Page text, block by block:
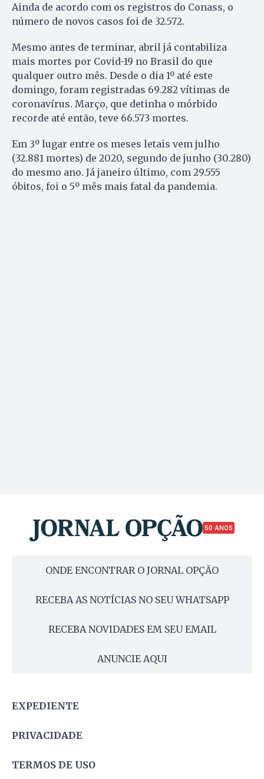
Ainda de acordo com os registros do Conass, o
número de novos casos foi de 32.572.
Mesmo antes de terminar, abril já contabiliza
mais mortes por Covid-19 no Brasil do que
qualquer outro mês. Desde o dia 1º até este
domingo, foram registradas 69.282 vítimas de
coronavírus. Março, que detinha o mórbido
recorde até então, teve 66.573 mortes.
Em 3º lugar entre os meses letais vem julho
(32.881 mortes) de 2020, segundo de junho (30.280)
do mesmo ano. Já janeiro último, com 29.555
óbitos, foi o 5º mês mais fatal da pandemia.
50 ANOS
ONDE ENCONTRAR O JORNAL OPÇÃO
RECEBA AS NOTÍCIAS NO SEU WHATSAPP
RECEBA NOVIDADES EM SEU EMAIL
ANUNCIE AQUI
EXPEDIENTE
PRIVACIDADE
TERMOS DE USO